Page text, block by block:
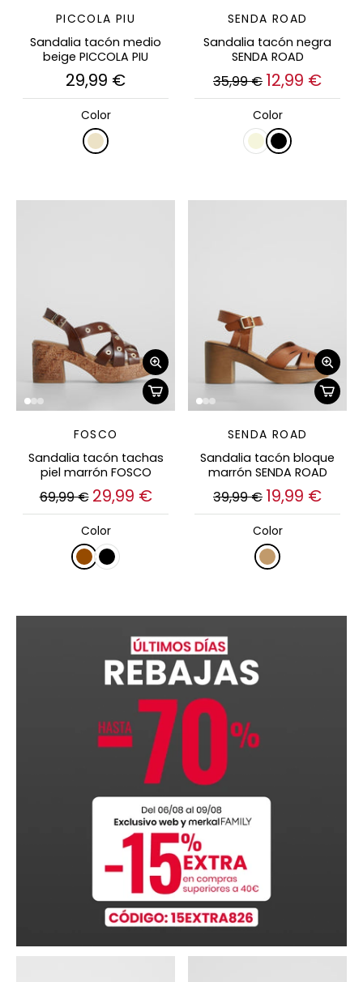
PICCOLA PIU
Sandalia tacón medio
beige PICCOLA PIU
29,99 €
Color
SENDA ROAD
Sandalia tacón negra
SENDA ROAD
35,99 € 12,99 €
Color
FOSCO
Sandalia tacón tachas
piel marrón FOSCO
69,99 € 29,99 €
Color
SENDA ROAD
Sandalia tacón bloque
marrón SENDA ROAD
39,99 € 19,99 €
Color